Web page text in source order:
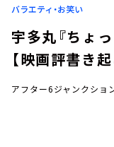
ログイン
バラエティ・お笑い
宇多丸『ちょ
【映画評書き
アフター6ジャンクショ